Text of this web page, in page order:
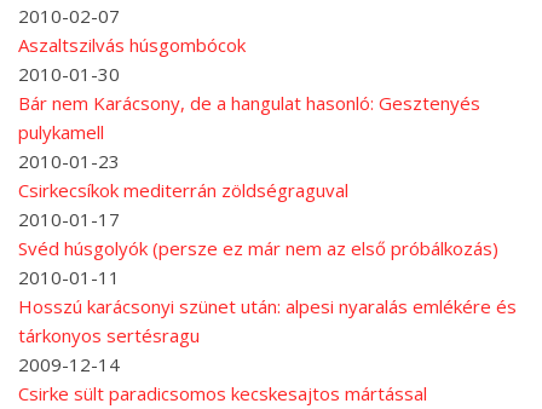
2010-02-07
Aszaltszilvás húsgombócok
2010-01-30
Bár nem Karácsony, de a hangulat hasonló: Gesztenyés
pulykamell
2010-01-23
Csirkecsíkok mediterrán zöldségraguval
2010-01-17
Svéd húsgolyók (persze ez már nem az első próbálkozás)
2010-01-11
Hosszú karácsonyi szünet után: alpesi nyaralás emlékére és
tárkonyos sertésragu
2009-12-14
Csirke sült paradicsomos kecskesajtos mártással